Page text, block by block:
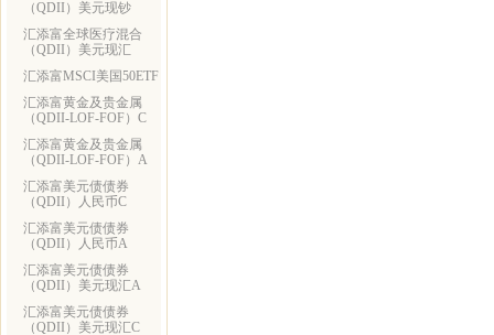
（QDII）美元现钞
汇添富全球医疗混合
（QDII）美元现汇
汇添富MSCI美国50ETF
汇添富黄金及贵金属
（QDII-LOF-FOF）C
汇添富黄金及贵金属
（QDII-LOF-FOF）A
汇添富美元债债券
（QDII）人民币C
汇添富美元债债券
（QDII）人民币A
汇添富美元债债券
（QDII）美元现汇A
汇添富美元债债券
（QDII）美元现汇C